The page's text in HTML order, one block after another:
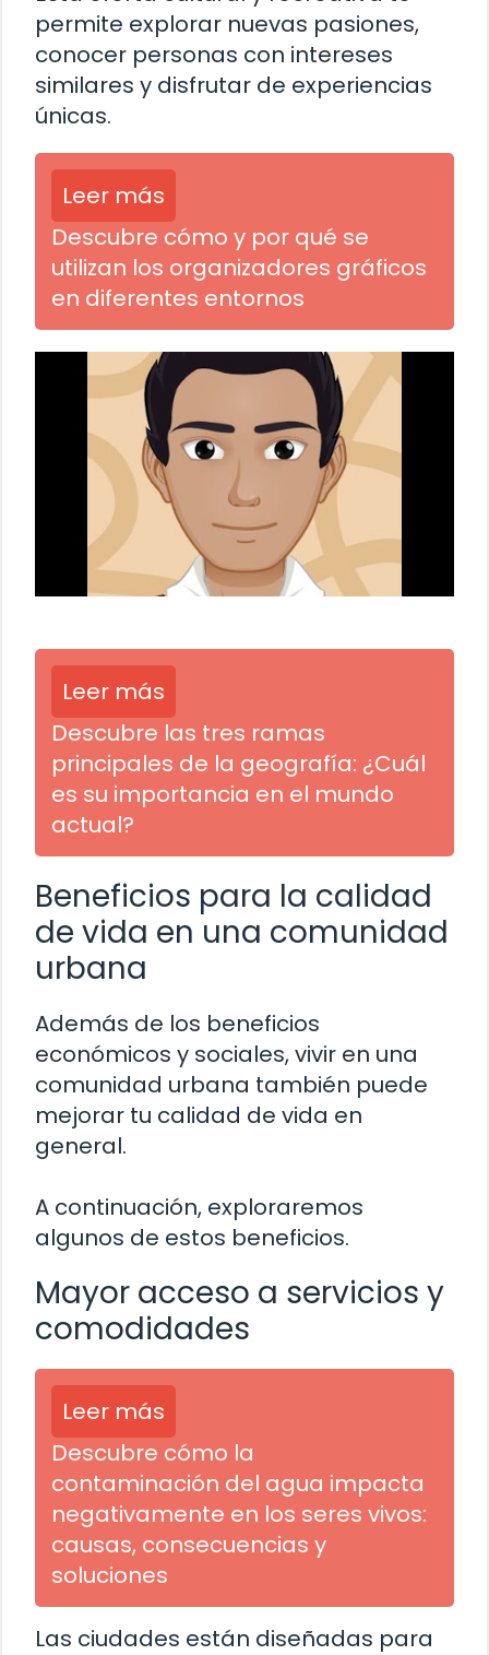
permite explorar nuevas pasiones,
conocer personas con intereses
similares y disfrutar de experiencias
únicas.
Leer más
Descubre cómo y por qué se
utilizan los organizadores gráficos
en diferentes entornos
Leer más
Descubre las tres ramas
principales de la geografía: ¿Cuál
es su importancia en el mundo
actual?
Beneficios para la calidad
de vida en una comunidad
urbana
Además de los beneficios
económicos y sociales, vivir en una
comunidad urbana también puede
mejorar tu calidad de vida en
general.
A continuación, exploraremos
algunos de estos beneficios.
Mayor acceso a servicios y
comodidades
Leer más
Descubre cómo la
contaminación del agua impacta
negativamente en los seres vivos:
causas, consecuencias y
soluciones
Las ciudades están diseñadas para